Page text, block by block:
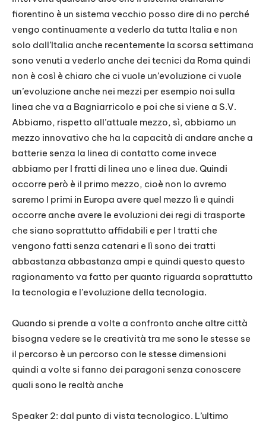
fiorentino è un sistema vecchio posso dire di no perché
vengo continuamente a vederlo da tutta Italia e non
solo dall’Italia anche recentemente la scorsa settimana
sono venuti a vederlo anche dei tecnici da Roma quindi
non è così è chiaro che ci vuole un’evoluzione ci vuole
un’evoluzione anche nei mezzi per esempio noi sulla
linea che va a Bagniarricolo e poi che si viene a S.V.
Abbiamo, rispetto all’attuale mezzo, sì, abbiamo un
mezzo innovativo che ha la capacità di andare anche a
batterie senza la linea di contatto come invece
abbiamo per I fratti di linea uno e linea due. Quindi
occorre però è il primo mezzo, cioè non lo avremo
saremo I primi in Europa avere quel mezzo lì e quindi
occorre anche avere le evoluzioni dei regi di trasporte
che siano soprattutto affidabili e per I tratti che
vengono fatti senza catenari e lì sono dei tratti
abbastanza abbastanza ampi e quindi questo questo
ragionamento va fatto per quanto riguarda soprattutto
la tecnologia e l’evoluzione della tecnologia.
Quando si prende a volte a confronto anche altre città
bisogna vedere se le creatività tra me sono le stesse se
il percorso è un percorso con le stesse dimensioni
quindi a volte si fanno dei paragoni senza conoscere
quali sono le realtà anche
Speaker 2: dal punto di vista tecnologico. L’ultimo